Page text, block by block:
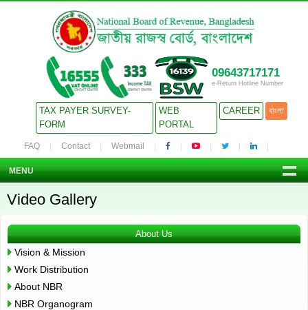
09643717171
e-Return Hotline Number
TAX PAYER SURVEY-
FORM
WEB
PORTAL
CAREER বাংলা
FAQ Contact Webmail
MENU
Video Gallery
About Us
Vision & Mission
Work Distribution
About NBR
NBR Organogram